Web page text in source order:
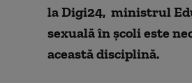
la Digi24, ministrul
sexuală în școli este
această disciplină.